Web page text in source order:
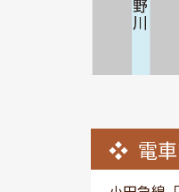
電